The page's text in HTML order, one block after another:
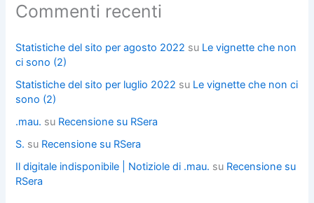
Commenti recenti
Statistiche del sito per agosto 2022 su Le vignette che non
ci sono (2)
Statistiche del sito per luglio 2022 su Le vignette che non ci
sono (2)
.mau. su Recensione su RSera
S. su Recensione su RSera
Il digitale indisponibile | Notiziole di .mau. su Recensione su
RSera